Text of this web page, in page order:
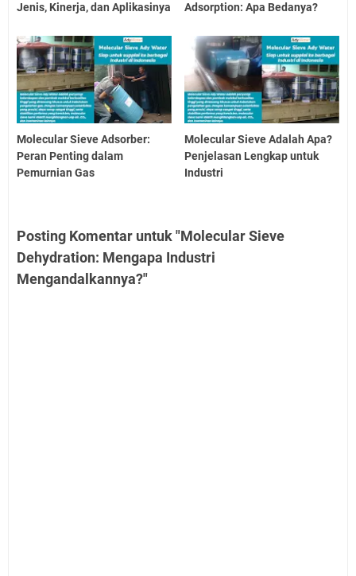
Jenis, Kinerja, dan Aplikasinya
Adsorption: Apa Bedanya?
Molecular Sieve Adsorber:
Peran Penting dalam
Pemurnian Gas
Molecular Sieve Adalah Apa?
Penjelasan Lengkap untuk
Industri
Posting Komentar untuk "Molecular Sieve
Dehydration: Mengapa Industri
Mengandalkannya?"